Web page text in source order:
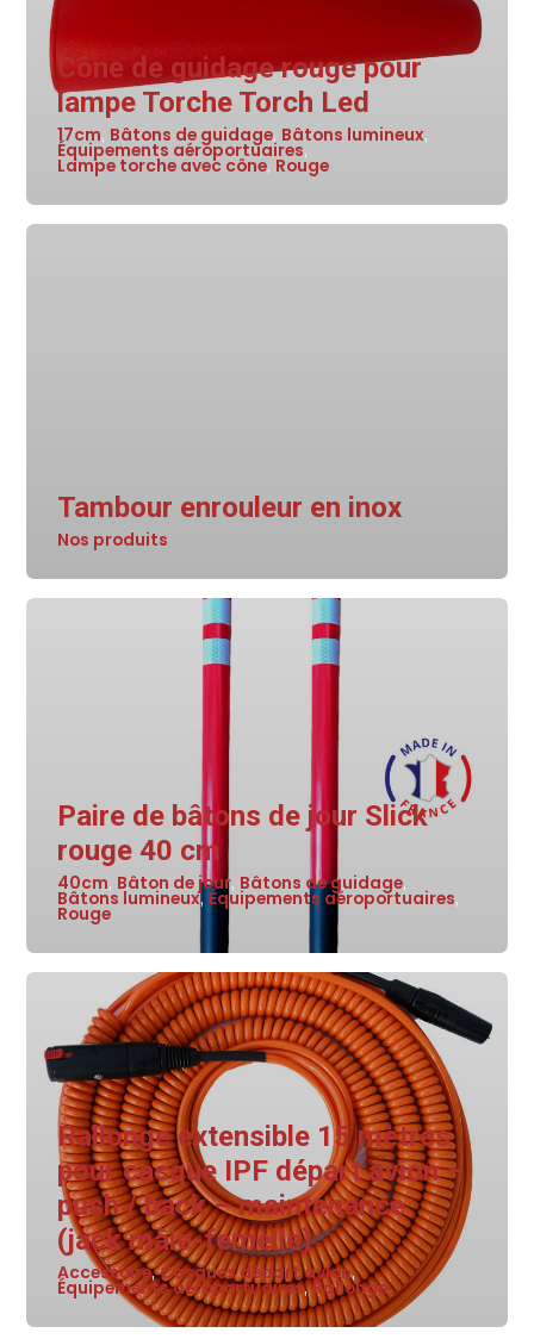
Cône de guidage rouge pour
lampe Torche Torch Led
17cm, Bâtons de guidage, Bâtons lumineux,
Équipements aéroportuaires,
Lampe torche avec cône, Rouge
Tambour enrouleur en inox
Nos produits
Paire de bâtons de jour Slick
rouge 40 cm
40cm, Bâton de jour, Bâtons de guidage,
Bâtons lumineux, Équipements aéroportuaires,
Rouge
Rallonge extensible 15 mètres
pour casque IPF départ avion –
push / back – maintenance
(jack mâle-femelle)
Accessoire,Casques départ avion,
Équipements aéroportuaires,Rallonge